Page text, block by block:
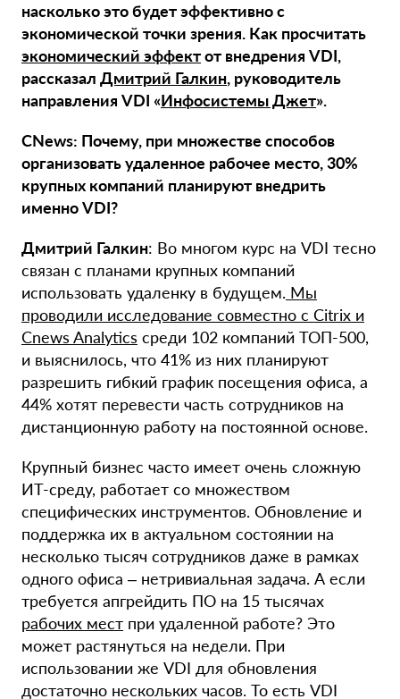
насколько это будет эффективно с
экономической точки зрения. Как просчитать
экономический эффектот внедрения VDI,
рассказал Дмитрий Галкин, руководитель
направления VDI «Инфосистемы Джет».
CNews: Почему, при множестве способов
организовать удаленное рабочее место, 30%
крупных компаний планируют внедрить
именно VDI?
Дмитрий Галкин: Во многом курс на VDI тесно
связан с планами крупных компаний
использовать удаленку в будущем. Мы
проводили исследование совместно с Citrix и
Сnews Analytics среди 102 компаний ТОП-500,
и выяснилось, что 41% из них планируют
разрешить гибкий график посещения офиса, а
44% хотят перевести часть сотрудников на
дистанционную работу на постоянной основе.
Крупный бизнес часто имеет очень сложную
ИТ-среду, работает со множеством
специфических инструментов. Обновление и
поддержка их в актуальном состоянии на
несколько тысяч сотрудников даже в рамках
одного офиса – нетривиальная задача. А если
требуется апгрейдить ПО на 15 тысячах
рабочих мест при удаленной работе? Это
может растянуться на недели. При
использовании же VDI для обновления
достаточно нескольких часов. То есть VDI